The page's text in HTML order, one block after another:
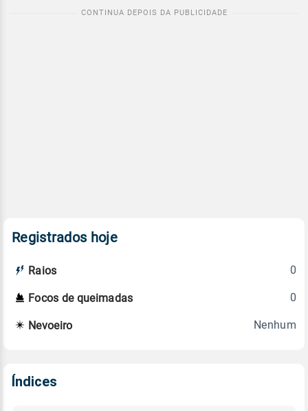
Registrados hoje
Raios 0
Focos de queimadas 0
Nevoeiro Nenhum
Índices